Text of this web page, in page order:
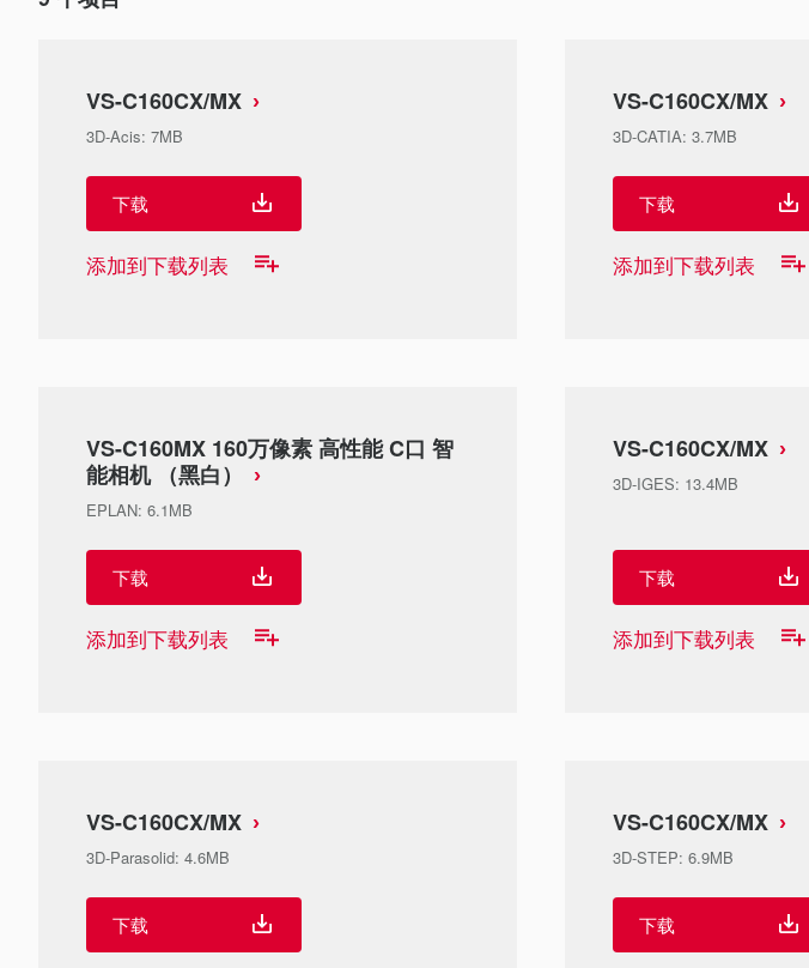
VS-C160CX/MX
3D-Acis: 7MB
下载
添加到下载列表
VS-C160CX/MX
3D-CATIA: 3.7MB
下载
添加到下载列表
VS-C160MX 160万像素 高性能 C口 智
能相机 （黑白）
EPLAN: 6.1MB
下载
添加到下载列表
VS-C160CX/MX
3D-IGES: 13.4MB
下载
添加到下载列表
VS-C160CX/MX
3D-Parasolid: 4.6MB
下载
VS-C160CX/MX
3D-STEP: 6.9MB
下载